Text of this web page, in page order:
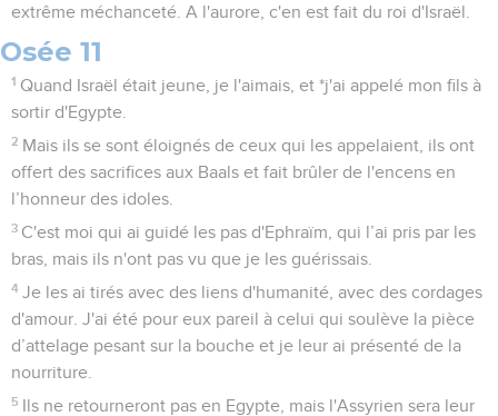
extrême méchanceté. A l'aurore, c'en est fait du roi d'Israël.
Osée 11
1 Quand Israël était jeune, je l'aimais, et *j'ai appelé mon fils à
sortir d'Egypte.
2 Mais ils se sont éloignés de ceux qui les appelaient, ils ont
offert des sacrifices aux Baals et fait brûler de l'encens en
l’honneur des idoles.
3 C'est moi qui ai guidé les pas d'Ephraïm, qui l’ai pris par les
bras, mais ils n'ont pas vu que je les guérissais.
4 Je les ai tirés avec des liens d'humanité, avec des cordages
d'amour. J'ai été pour eux pareil à celui qui soulève la pièce
d’attelage pesant sur la bouche et je leur ai présenté de la
nourriture.
5 Ils ne retourneront pas en Egypte, mais l'Assyrien sera leur